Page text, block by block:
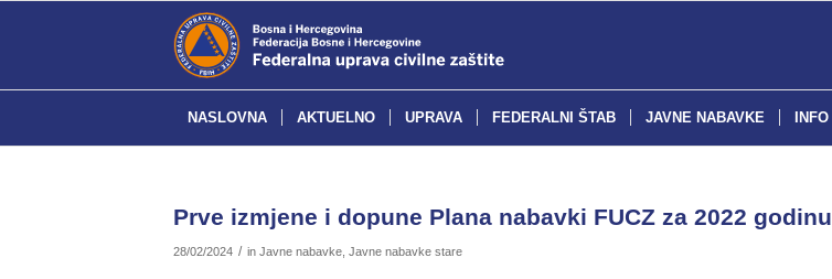
NASLOVNA AKTUELNO UPRAVA FEDERALNI ŠTAB JAVNE NABAVKE INFO
Prve izmjene i dopune Plana nabavki FUCZ za 2022 godinu
28/02/2024 / in Javne nabavke Javne nabavke stare